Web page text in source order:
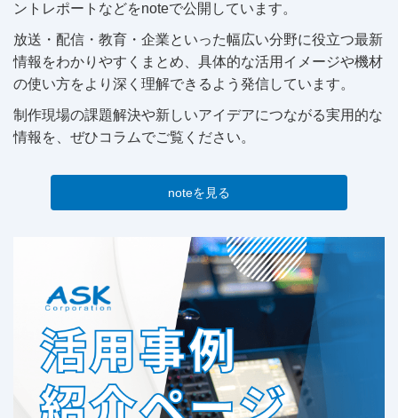
ントレポートなどをnoteで公開しています。
放送・配信・教育・企業といった幅広い分野に役立つ最新
情報をわかりやすくまとめ、具体的な活用イメージや機材
の使い方をより深く理解できるよう発信しています。
制作現場の課題解決や新しいアイデアにつながる実用的な
情報を、ぜひコラムでご覧ください。
noteを見る